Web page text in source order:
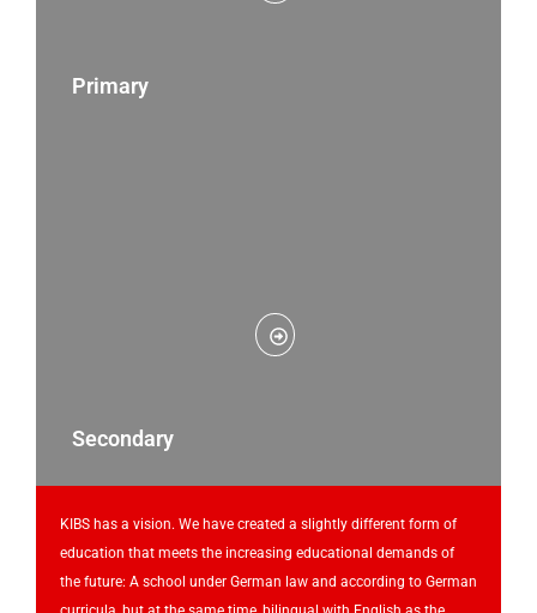
Primary
Secondary
KIBS has a vision. We have created a slightly different form of
education that meets the increasing educational demands of
the future: A school under German law and according to German